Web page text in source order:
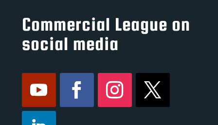
Commercial League on
social media